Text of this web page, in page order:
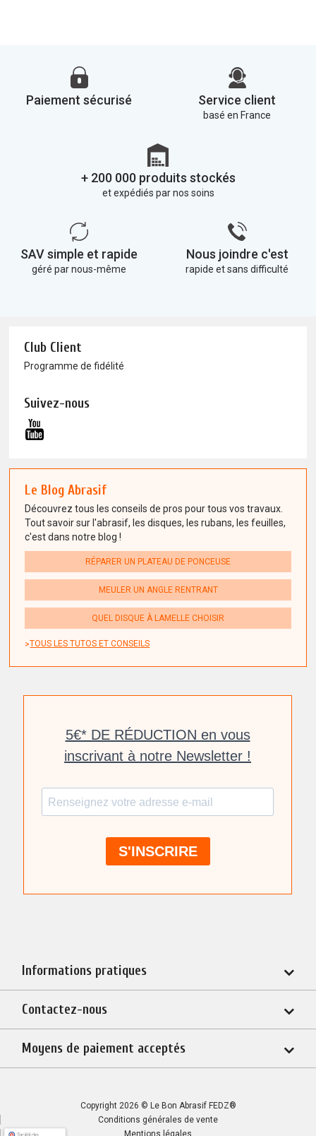
Paiement sécurisé Service client
basé en France
+ 200 000 produits stockés
et expédiés par nos soins
SAV simple et rapide
géré par nous-même
Nous joindre c'est
rapide et sans difficulté
Club Client
Programme de fidélité
Suivez-nous
Le Blog Abrasif
Découvrez tous les conseils de pros pour tous vos travaux.
Tout savoir sur l'abrasif, les disques, les rubans, les feuilles,
c'est dans notre blog !
RÉPARER UN PLATEAU DE PONCEUSE
MEULER UN ANGLE RENTRANT
QUEL DISQUE À LAMELLE CHOISIR
TOUS LES TUTOS ET CONSEILS
Informations pratiques
Contactez-nous
Moyens de paiement acceptés
Copyright 2026 © Le Bon Abrasif FEDZ®
Conditions générales de vente